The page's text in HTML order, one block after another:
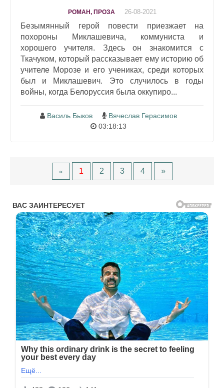
РОМАН, ПРОЗА 26-08-2021
Безымянный герой повести приезжает на
похороны Миклашевича, коммуниста и
хорошего учителя. Здесь он знакомится с
Ткачуком, который рассказывает ему историю об
учителе Морозе и его учениках, среди которых
был и Миклашевич. Это случилось в годы
войны, когда Белоруссия была оккупиро...
Василь Быков
Вячеслав Герасимов
03:18:13
« 1 2 3 4 »